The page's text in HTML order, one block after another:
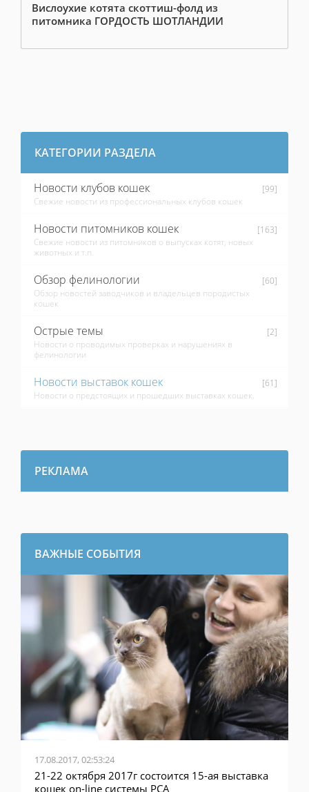
Вислоухие котята скоттиш-фолд из
питомника ГОРДОСТЬ ШОТЛАНДИИ
КАТЕГОРИИ РАЗДЕЛА
Новости клубов кошек
[99]
Свежие новости из профессиональных клубов кошек
Новости питомников кошек
[163]
Свежие новости из питомников о выпусках котят, новых
животных и т.п.
Обзор фелинологии
[60]
Обзор новостей заводчиков и владельцев породистых
кошек
Острые темы
[2]
Новости о проводимых проверках и нарушениях в
фелинологии
Новости выставок кошек
[61]
Новости о предстоящих и прошедших выставках кошек.
РЕКЛАМА
ВАЖНЫЕ СОБЫТИЯ
17.08.2017, 02:53:24
21-22 октября 2017г состоится 15-ая выставка
кошек on-line системы PCA